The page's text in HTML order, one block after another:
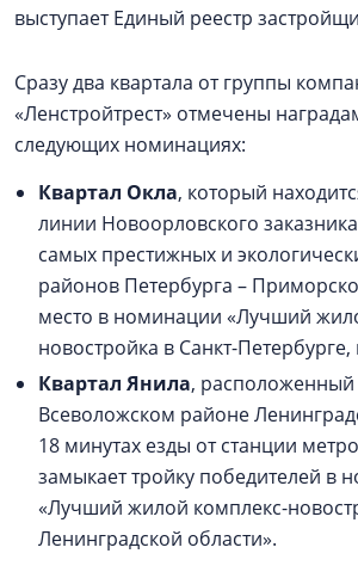
выступает Единый реестр
Сразу два квартала от группы
«Ленстройтрест» отмечены
следующих номинациях:
Квартал Окла, который
линии Новоорловского
самых престижных и
районов Петербурга –
место в номинации «Лучший
новостройка в Санкт-
Квартал Янила, расположенный
Всеволожском районе
18 минутах езды от станции
замыкает тройку победителей в
«Лучший жилой комплекс-
Ленинградской области».